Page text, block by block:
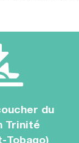
du
Trinité
Tobago)